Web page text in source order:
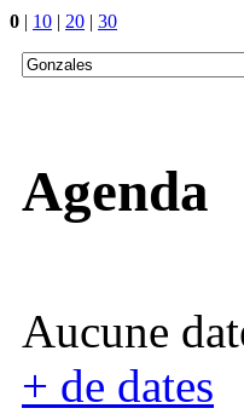
0 | 10 | 20 | 30
Agenda
Aucune
+ de dates